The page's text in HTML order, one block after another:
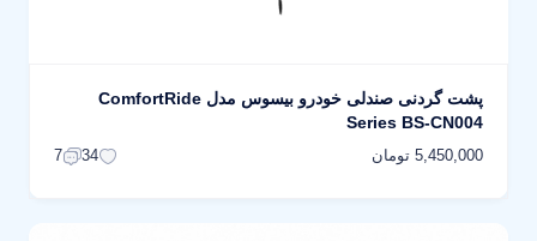
پشت گردنی صندلی خودرو بیسوس مدل ComfortRide
Series BS-CN004
5,450,000 تومان 34
7